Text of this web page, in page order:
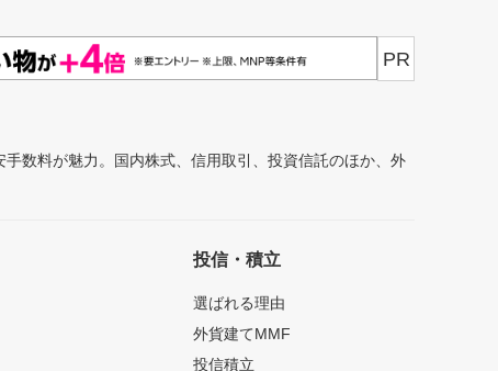
PR
数料が魅力。国内株式、信用取引、投資信託のほか、外
投信・積立
選ばれる理由
外貨建てMMF
投信積立